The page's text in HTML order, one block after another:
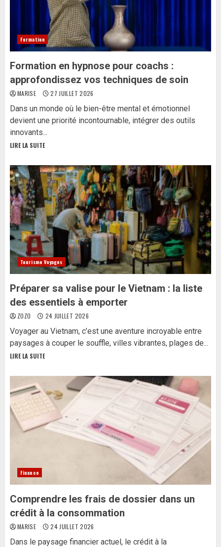
Formation
Formation en hypnose pour coachs :
approfondissez vos techniques de soin
MARISE 27 JUILLET 2026
Dans un monde où le bien-être mental et émotionnel
devient une priorité incontournable, intégrer des outils
innovants...
LIRE LA SUITE
Tourisme Voyages
Préparer sa valise pour le Vietnam : la liste
des essentiels à emporter
ZOZO 24 JUILLET 2026
Voyager au Vietnam, c’est une aventure incroyable entre
paysages à couper le souffle, villes vibrantes, plages de...
LIRE LA SUITE
Finance
Comprendre les frais de dossier dans un
crédit à la consommation
MARISE 24 JUILLET 2026
Dans le paysage financier actuel, le crédit à la